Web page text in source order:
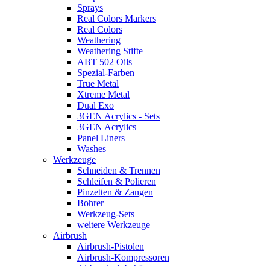
Sprays
Real Colors Markers
Real Colors
Weathering
Weathering Stifte
ABT 502 Oils
Spezial-Farben
True Metal
Xtreme Metal
Dual Exo
3GEN Acrylics - Sets
3GEN Acrylics
Panel Liners
Washes
Werkzeuge
Schneiden & Trennen
Schleifen & Polieren
Pinzetten & Zangen
Bohrer
Werkzeug-Sets
weitere Werkzeuge
Airbrush
Airbrush-Pistolen
Airbrush-Kompressoren